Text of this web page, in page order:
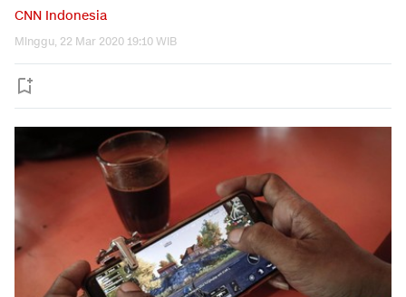
CNN Indonesia
Minggu, 22 Mar 2020 19:10 WIB